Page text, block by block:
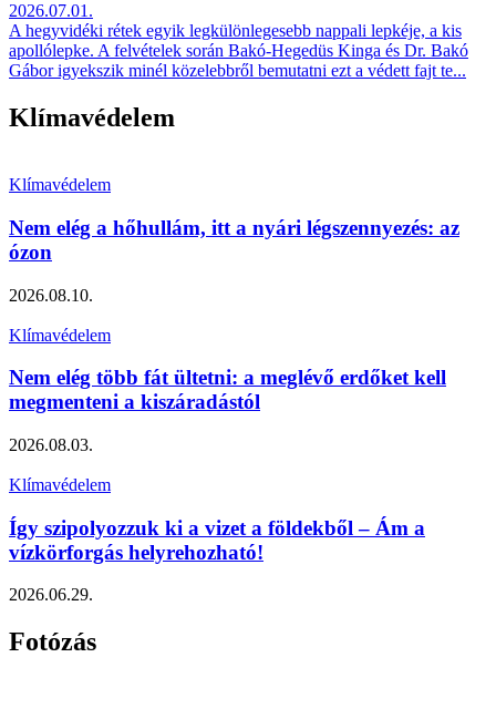
2026.07.01.
A hegyvidéki rétek egyik legkülönlegesebb nappali lepkéje, a kis
apollólepke. A felvételek során Bakó-Hegedüs Kinga és Dr. Bakó
Gábor igyekszik minél közelebbről bemutatni ezt a védett fajt te...
Klímavédelem
Klímavédelem
Nem elég a hőhullám, itt a nyári légszennyezés: az
ózon
2026.08.10.
Klímavédelem
Nem elég több fát ültetni: a meglévő erdőket kell
megmenteni a kiszáradástól
2026.08.03.
Klímavédelem
Így szipolyozzuk ki a vizet a földekből – Ám a
vízkörforgás helyrehozható!
2026.06.29.
Fotózás